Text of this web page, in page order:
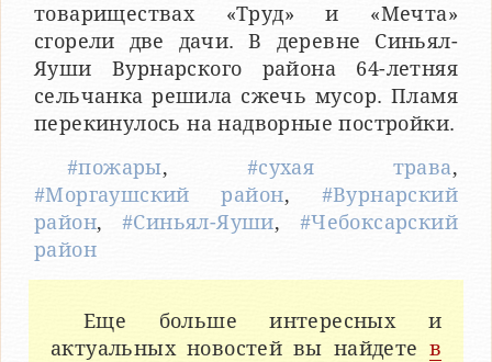
товариществах «Труд» и «Мечта»
сгорели две дачи. В деревне Синьял-
Яуши Вурнарского района 64-летняя
сельчанка решила сжечь мусор. Пламя
перекинулось на надворные постройки.
#пожары, #сухая трава,
#Моргаушский район, #Вурнарский
район, #Синьял-Яуши, #Чебоксарский
район
Еще больше интересных и
актуальных новостей вы найдете в